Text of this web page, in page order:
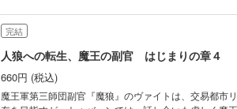
式会社ヒナプロジェクトの登録商標です。
完結
人狼への転生、魔王の副官 はじまりの章４
660円 (税込)
魔王軍第三師団副官『魔狼』のヴァイトは、交易都市